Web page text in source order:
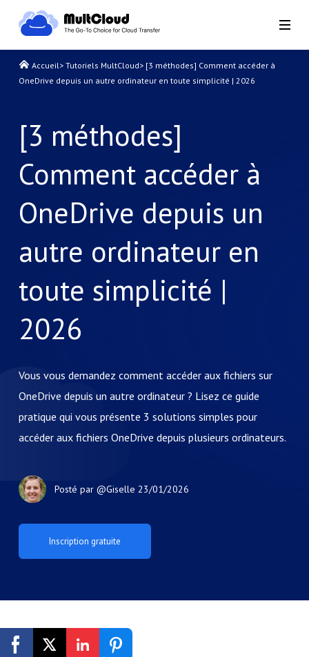
Accueil> Tutoriels MultCloud> [3 méthodes] Comment accéder à
OneDrive depuis un autre ordinateur en toute simplicité | 2026
[3 méthodes]
Comment accéder à
OneDrive depuis un
autre ordinateur en
toute simplicité |
2026
Vous vous demandez comment accéder aux fichiers sur
OneDrive depuis un autre ordinateur ? Lisez ce guide
pratique qui vous présente 3 solutions simples pour
accéder aux fichiers OneDrive depuis plusieurs ordinateurs.
Posté par @Giselle 23/01/2026